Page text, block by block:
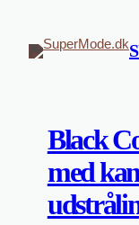
indhold
Black
med